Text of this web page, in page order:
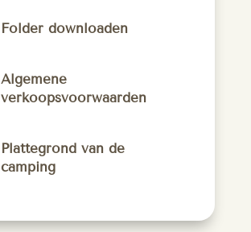
Folder downloaden
Algemene
verkoopsvoorwaarden
Plattegrond van de
camping